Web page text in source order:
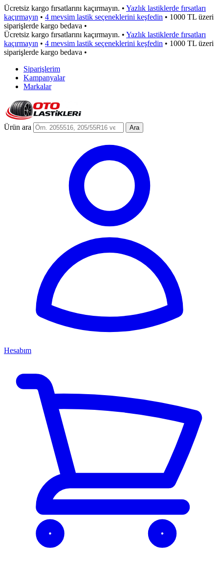
Ücretsiz kargo fırsatlarını kaçırmayın. • Yazlık lastiklerde fırsatları
kaçırmayın • 4 mevsim lastik seçeneklerini keşfedin • 1000 TL üzeri
siparişlerde kargo bedava •
Ücretsiz kargo fırsatlarını kaçırmayın. • Yazlık lastiklerde fırsatları
kaçırmayın • 4 mevsim lastik seçeneklerini keşfedin • 1000 TL üzeri
siparişlerde kargo bedava •
Siparişlerim
Kampanyalar
Markalar
Ürün ara Ara
Hesabım